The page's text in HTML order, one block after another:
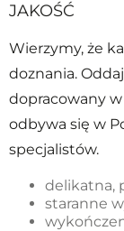
JAKOŚĆ
Wierzymy, że
doznania.
dopracowany
odbywa się w
specjalistów.
delikatna,
staranne